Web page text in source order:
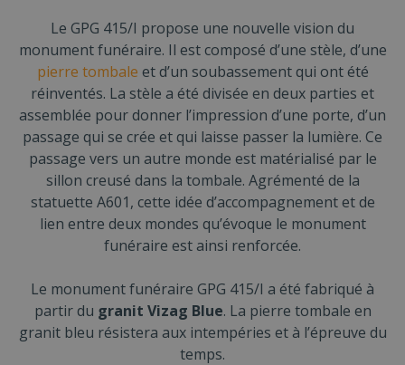
Le GPG 415/I propose une nouvelle vision du
monument funéraire. Il est composé d’une stèle, d’une
pierre tombale et d’un soubassement qui ont été
réinventés. La stèle a été divisée en deux parties et
assemblée pour donner l’impression d’une porte, d’un
passage qui se crée et qui laisse passer la lumière. Ce
passage vers un autre monde est matérialisé par le
sillon creusé dans la tombale. Agrémenté de la
statuette A601, cette idée d’accompagnement et de
lien entre deux mondes qu’évoque le monument
funéraire est ainsi renforcée.
Le monument funéraire GPG 415/I a été fabriqué à
partir du granit Vizag Blue. La pierre tombale en
granit bleu résistera aux intempéries et à l’épreuve du
temps.